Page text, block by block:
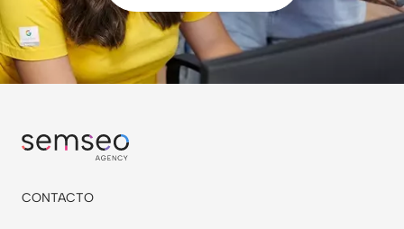
CONTACTO